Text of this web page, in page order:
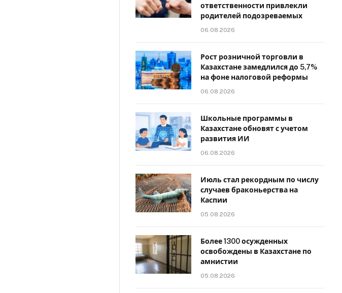
ответственности привлекли
родителей подозреваемых
06.08.2026
Рост розничной торговли в
Казахстане замедлился до 5,7%
на фоне налоговой реформы
06.08.2026
Школьные программы в
Казахстане обновят с учетом
развития ИИ
06.08.2026
Июль стал рекордным по числу
случаев браконьерства на
Каспии
05.08.2026
Более 1300 осужденных
освобождены в Казахстане по
амнистии
05.08.2026